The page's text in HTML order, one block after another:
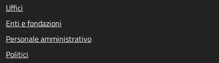
Uffici
Enti e fondazioni
Personale amministrativo
Politici